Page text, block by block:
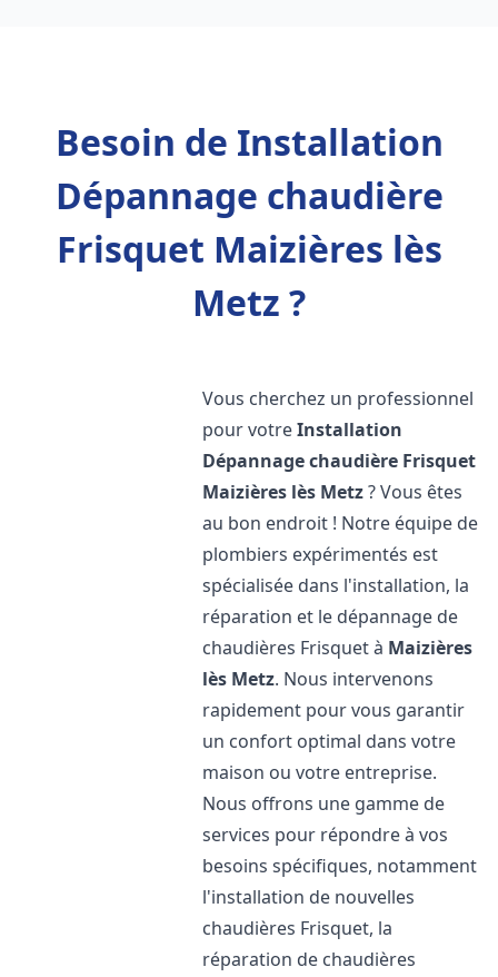
Besoin de Installation
Dépannage chaudière
Frisquet Maizières lès
Metz ?
Vous cherchez un professionnel
pour votreInstallation
Dépannage chaudière Frisquet
Maizières lès Metz? Vous êtes
au bon endroit ! Notre équipe de
plombiers expérimentés est
spécialisée dans l'installation, la
réparation et le dépannage de
chaudières Frisquet à Maizières
lès Metz. Nous intervenons
rapidement pour vous garantir
un confort optimal dans votre
maison ou votre entreprise.
Nous offrons une gamme de
services pour répondre à vos
besoins spécifiques, notamment
l'installation de nouvelles
chaudières Frisquet, la
réparation de chaudières